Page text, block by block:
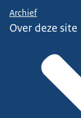
Archief
Over deze site